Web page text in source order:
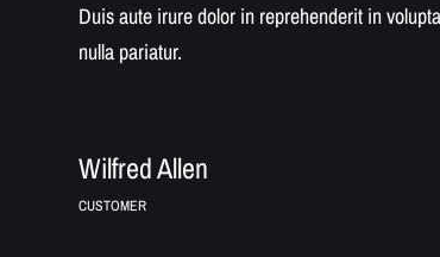
Duis aute irure dolor in reprehenderit in
nulla pariatur.
Wilfred Allen
CUSTOMER